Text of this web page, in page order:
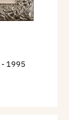
- 1995